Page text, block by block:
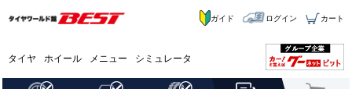
タイヤ ホイール メニュー シミュレータ
ガイド ログイン カート